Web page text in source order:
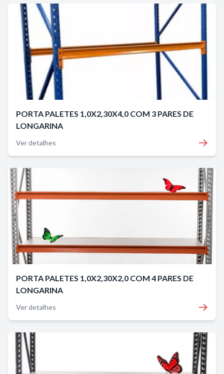
PORTA PALETES 1,0X2,30X4,0 COM 3 PARES DE
LONGARINA
Ver detalhes
PORTA PALETES 1,0X2,30X2,0 COM 4 PARES DE
LONGARINA
Ver detalhes